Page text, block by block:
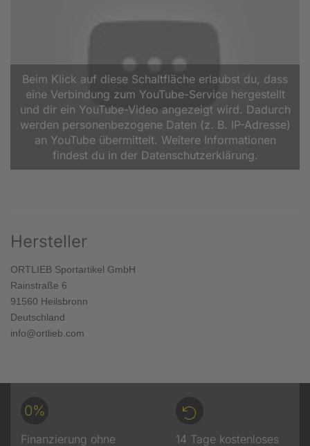
Beim Klick auf diese Schaltfläche erlaubst du, dass
eine Verbindung zum YouTube-Service hergestellt
und dir ein YouTube-Video angezeigt wird. Dadurch
werden personenbezogene Daten (z. B. IP-Adresse)
an YouTube übermittelt. Weitere Informationen
findest du in der Datenschutzerklärung.
Hersteller
ORTLIEB Sportartikel GmbH
Rainstraße 6
91560 Heilsbronn
Deutschland
info@ortlieb.com
0%
Finanzierung ohne
14 Tage kostenloses